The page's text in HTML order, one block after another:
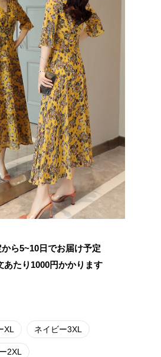
ら5~10日でお届け予定
あたり 1000円かかります
XL ネイビー3XL
2XL